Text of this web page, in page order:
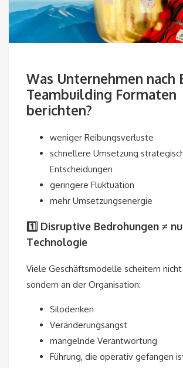
Was Unternehmen nach
Teambuilding Formaten
berichten?
weniger Reibungsverluste
schnellere Umsetzung
Entscheidungen
geringere Fluktuation
mehr Umsetzungsenergie
1️⃣ Disruptive Bedrohungen ≠
Technologie
Viele Geschäftsmodelle scheitern
sondern an der Organisation:
Silodenken
Veränderungsangst
mangelnde Verantwortung
Führung, die operativ gefangen